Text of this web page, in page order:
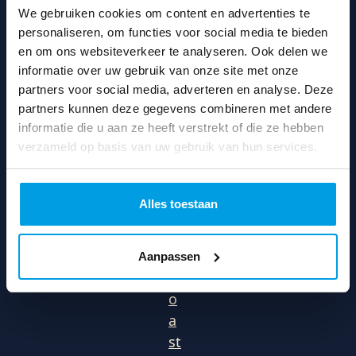
We gebruiken cookies om content en advertenties te
personaliseren, om functies voor social media te bieden
en om ons websiteverkeer te analyseren. Ook delen we
informatie over uw gebruik van onze site met onze
partners voor social media, adverteren en analyse. Deze
partners kunnen deze gegevens combineren met andere
informatie die u aan ze heeft verstrekt of die ze hebben
verzameld op basis van uw gebruik van hun services.
Alles toestaan
Aanpassen
Fi
g
C
a
n
c
R
ol
le
rc
o
a
st